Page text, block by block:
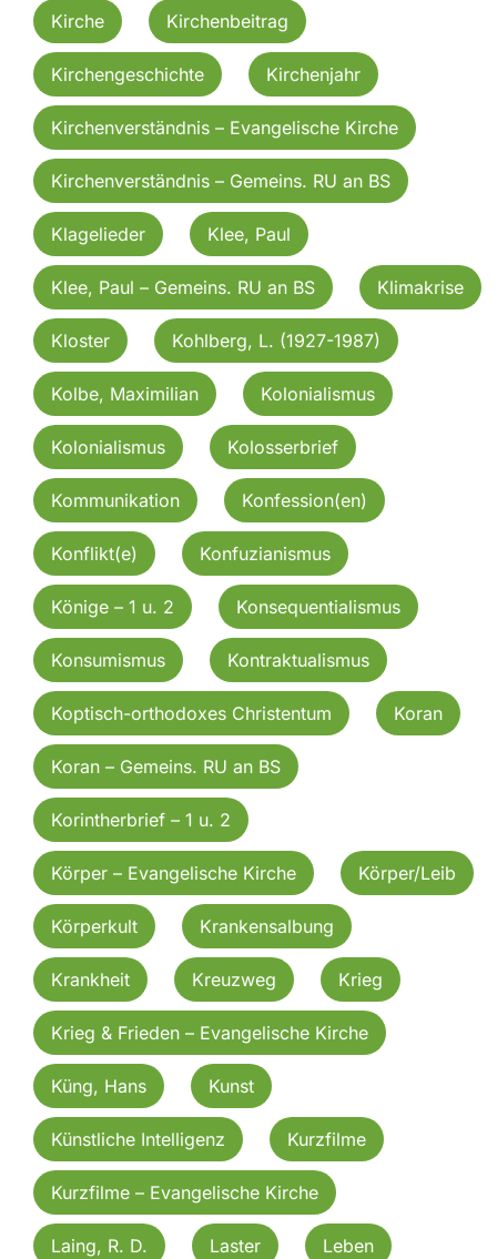
Kirche Kirchenbeitrag
Kirchengeschichte Kirchenjahr
Kirchenverständnis – Evangelische Kirche
Kirchenverständnis – Gemeins. RU an BS
Klagelieder Klee, Paul
Klee, Paul – Gemeins. RU an BS Klimakrise
Kloster Kohlberg, L. (1927-1987)
Kolbe, Maximilian Kolonialismus
Kolonialismus Kolosserbrief
Kommunikation Konfession(en)
Konflikt(e) Konfuzianismus
Könige – 1 u. 2 Konsequentialismus
Konsumismus Kontraktualismus
Koptisch-orthodoxes Christentum Koran
Koran – Gemeins. RU an BS
Korintherbrief – 1 u. 2
Körper – Evangelische Kirche Körper/Leib
Körperkult Krankensalbung
Krankheit Kreuzweg Krieg
Krieg & Frieden – Evangelische Kirche
Küng, Hans Kunst
Künstliche Intelligenz Kurzfilme
Kurzfilme – Evangelische Kirche
Laing, R. D. Laster Leben